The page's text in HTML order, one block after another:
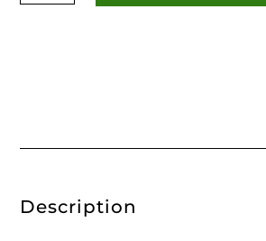
Description